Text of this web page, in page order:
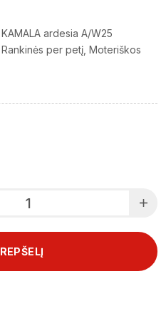
ardesia A/W25
Rankinės per petį Moteriškos